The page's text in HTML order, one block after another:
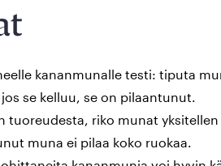
kananmunalle testi: tiputa
se kelluu, se on pilaantunut.
tuoreudesta, riko munat
muna ei pilaa koko ruokaa.